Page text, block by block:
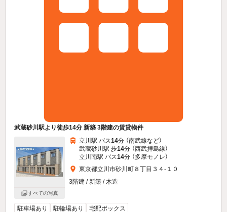
武蔵砂川駅より徒歩14分 新築 3階建の賃貸物件
すべての写真
立川駅 バス14分 （南武線など）
武蔵砂川駅 歩14分 （西武拝島線）
立川南駅 バス14分 （多摩モノレ）
東京都立川市砂川町８丁目３４-１０
3階建 / 新築 / 木造
駐車場あり 駐輪場あり 宅配ボックス